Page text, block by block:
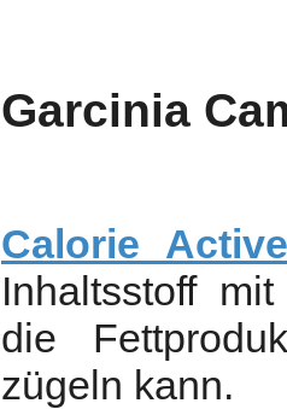
Garcinia
Calorie
Inhaltsstoff
die
zügeln kann.